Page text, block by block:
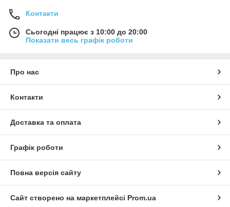
Контакти
Сьогодні працює з 10:00 до 20:00
Показати весь графік роботи
Про нас
Контакти
Доставка та оплата
Графік роботи
Повна версія сайту
Сайт створено на маркетплейсі Prom.ua